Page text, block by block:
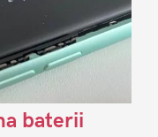
baterii